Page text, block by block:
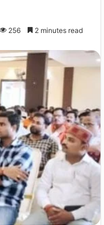
256 2 minutes read